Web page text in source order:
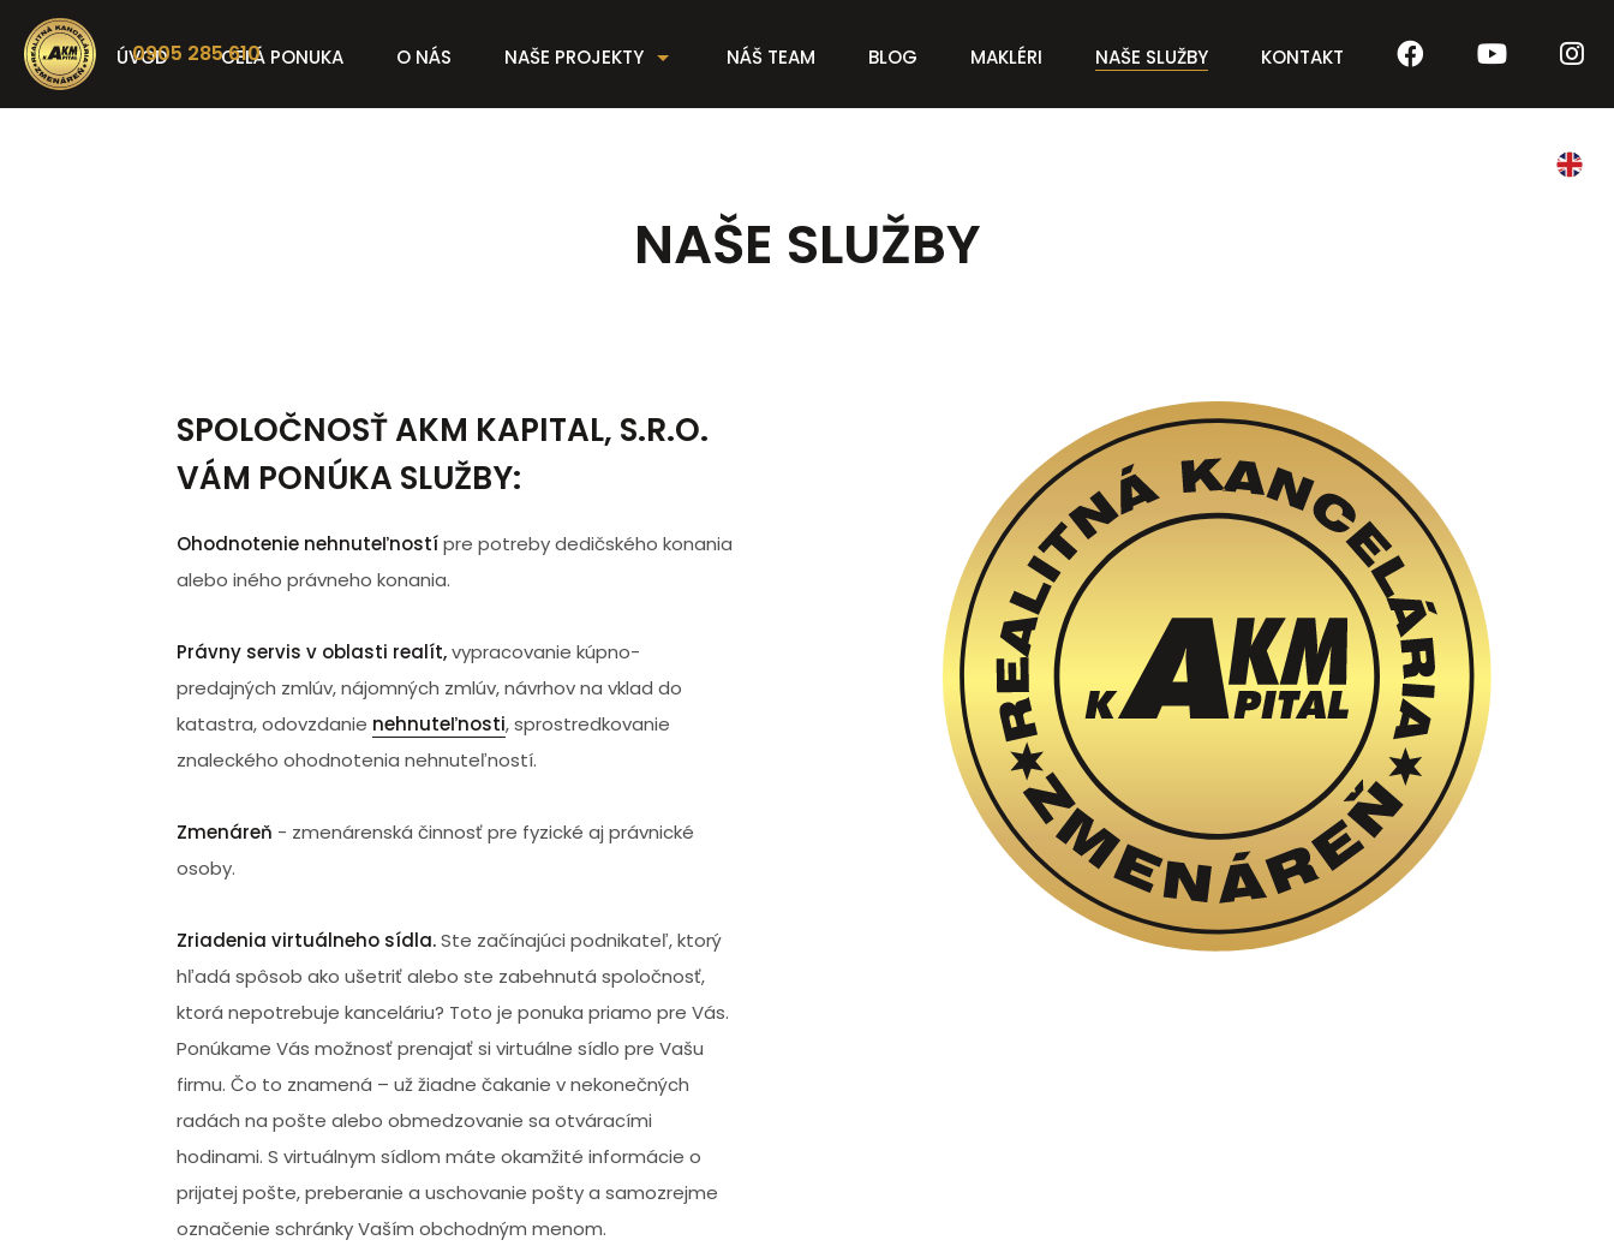
ÚVOD CELÁ PONUKA O NÁS NAŠE PROJEKTY NÁŠ TEAM BLOG MAKLÉRI NAŠE SLUŽBY KONTAKT
0905 285 610
NAŠE SLUŽBY
SPOLOČNOSŤ AKM KAPITAL, S.R.O.
VÁM PONÚKA SLUŽBY:
Ohodnotenie nehnuteľnostípre potreby dedičského konania
alebo iného právneho konania.
Právny servis v oblasti realít,vypracovanie kúpno-
predajných zmlúv, nájomných zmlúv, návrhov na vklad do
katastra, odovzdanie nehnuteľnosti, sprostredkovanie
znaleckého ohodnotenia nehnuteľností.
Zmenáreň - zmenárenská činnosť pre fyzické aj právnické
osoby.
Zriadenia virtuálneho sídla.Ste začínajúci podnikateľ, ktorý
hľadá spôsob ako ušetriť alebo ste zabehnutá spoločnosť,
ktorá nepotrebuje kanceláriu? Toto je ponuka priamo pre Vás.
Ponúkame Vás možnosť prenajať si virtuálne sídlo pre Vašu
firmu. Čo to znamená – už žiadne čakanie v nekonečných
radách na pošte alebo obmedzovanie sa otváracími
hodinami. S virtuálnym sídlom máte okamžité informácie o
prijatej pošte, preberanie a uschovanie pošty a samozrejme
označenie schránky Vaším obchodným menom.